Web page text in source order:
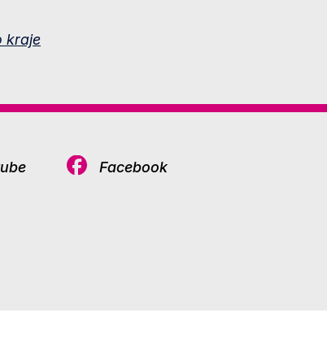
kraje
Facebook